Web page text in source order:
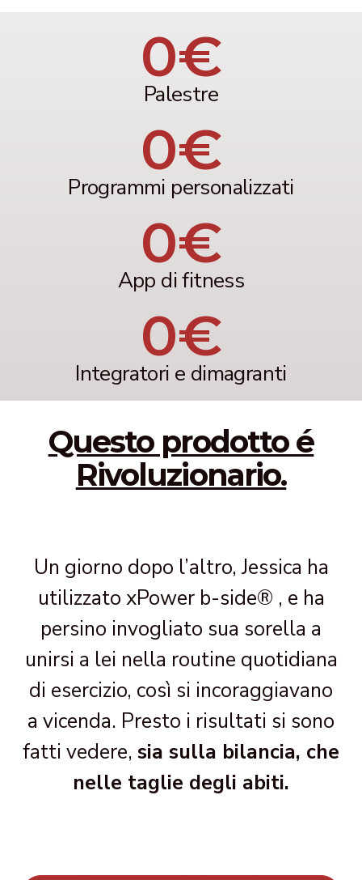
Palestre
0€
Programmi personalizzati
0€
App di fitness
0€
Integratori e dimagranti
0€
Questo prodotto é
Rivoluzionario.
Un giorno dopo l’altro, Jessica ha
utilizzato xPower b-side® , e ha
persino invogliato sua sorella a
unirsi a lei nella routine quotidiana
di esercizio, così si incoraggiavano
a vicenda. Presto i risultati si sono
fatti vedere, sia sulla bilancia, che
nelle taglie degli abiti.